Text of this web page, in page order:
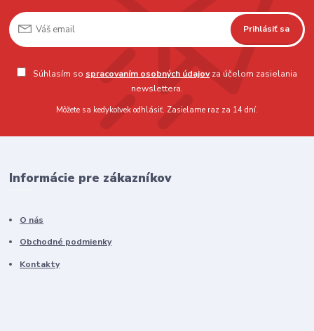
Prihlásiť sa
Súhlasím so spracovaním osobných údajovza účelom zasielania
newslettera.
Môžete sa kedykoľvek odhlásiť. Zasielame raz za 14 dní.
Informácie pre zákazníkov
O nás
Obchodné podmienky
Kontakty